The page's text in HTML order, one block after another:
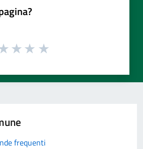
frequenti